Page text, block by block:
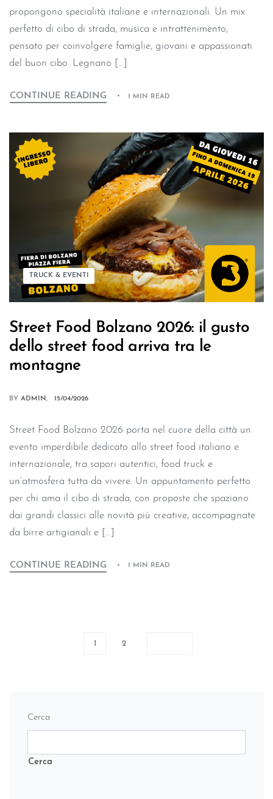
propongono specialità italiane e internazionali. Un mix
perfetto di cibo di strada, musica e intrattenimento,
pensato per coinvolgere famiglie, giovani e appassionati
del buon cibo. Legnano […]
CONTINUE READING 1 MIN READ
TRUCK & EVENTI
Street Food Bolzano 2026: il gusto
dello street food arriva tra le
montagne
BY ADMIN 15/04/2026
Street Food Bolzano 2026 porta nel cuore della città un
evento imperdibile dedicato allo street food italiano e
internazionale, tra sapori autentici, food truck e
un’atmosfera tutta da vivere. Un appuntamento perfetto
per chi ama il cibo di strada, con proposte che spaziano
dai grandi classici alle novità più creative, accompagnate
da birre artigianali e […]
CONTINUE READING 1 MIN READ
1 2
Cerca
Cerca